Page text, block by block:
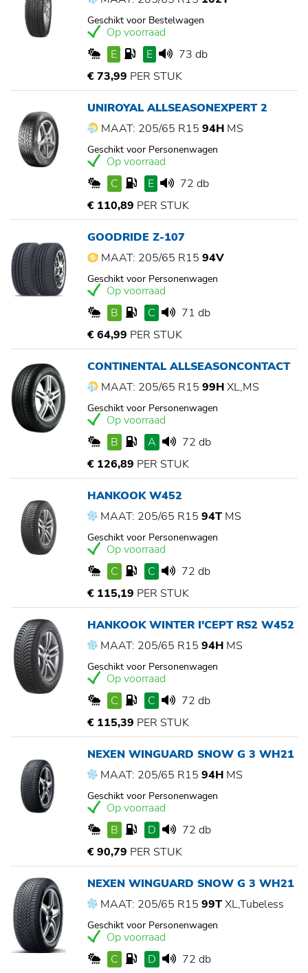
Geschikt voor Bestelwagen
Op voorraad
E
E
73 db
€ 73,99 PER STUK
UNIROYAL ALLSEASONEXPERT 2
MAAT: 205/65 R15 94H MS
Geschikt voor Personenwagen
Op voorraad
C
E
72 db
€ 110,89 PER STUK
GOODRIDE Z-107
MAAT: 205/65 R15 94V
Geschikt voor Personenwagen
Op voorraad
B
C
71 db
€ 64,99 PER STUK
CONTINENTAL ALLSEASONCONTACT
MAAT: 205/65 R15 99HXL,MS
Geschikt voor Personenwagen
Op voorraad
B
A
72 db
€ 126,89 PER STUK
HANKOOK W452
MAAT: 205/65 R15 94T MS
Geschikt voor Personenwagen
Op voorraad
C
C
72 db
€ 115,19 PER STUK
HANKOOK WINTER I'CEPT RS2 W452
MAAT: 205/65 R15 94H MS
Geschikt voor Personenwagen
Op voorraad
C
C
72 db
€ 115,39 PER STUK
NEXEN WINGUARD SNOW G 3 WH21
MAAT: 205/65 R15 94H MS
Geschikt voor Personenwagen
Op voorraad
B
D
72 db
€ 90,79 PER STUK
NEXEN WINGUARD SNOW G 3 WH21
MAAT: 205/65 R15 99TXL,Tubeless
Geschikt voor Personenwagen
Op voorraad
C
D
72 db